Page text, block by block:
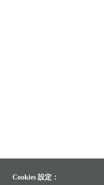
Cookies 設定：